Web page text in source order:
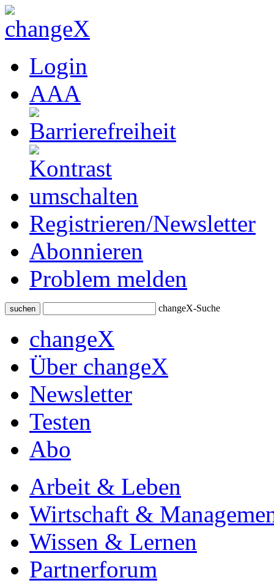
Login
AAA
Registrieren/Newsletter
Abonnieren
Problem melden
suchen changeX-Suche
changeX
Über changeX
Newsletter
Testen
Abo
Arbeit & Leben
Wirtschaft &
Wissen & Lernen
Partnerforum